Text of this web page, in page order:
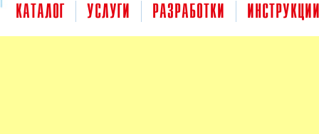
КАТАЛОГ УСЛУГИ РАЗРАБОТКИ